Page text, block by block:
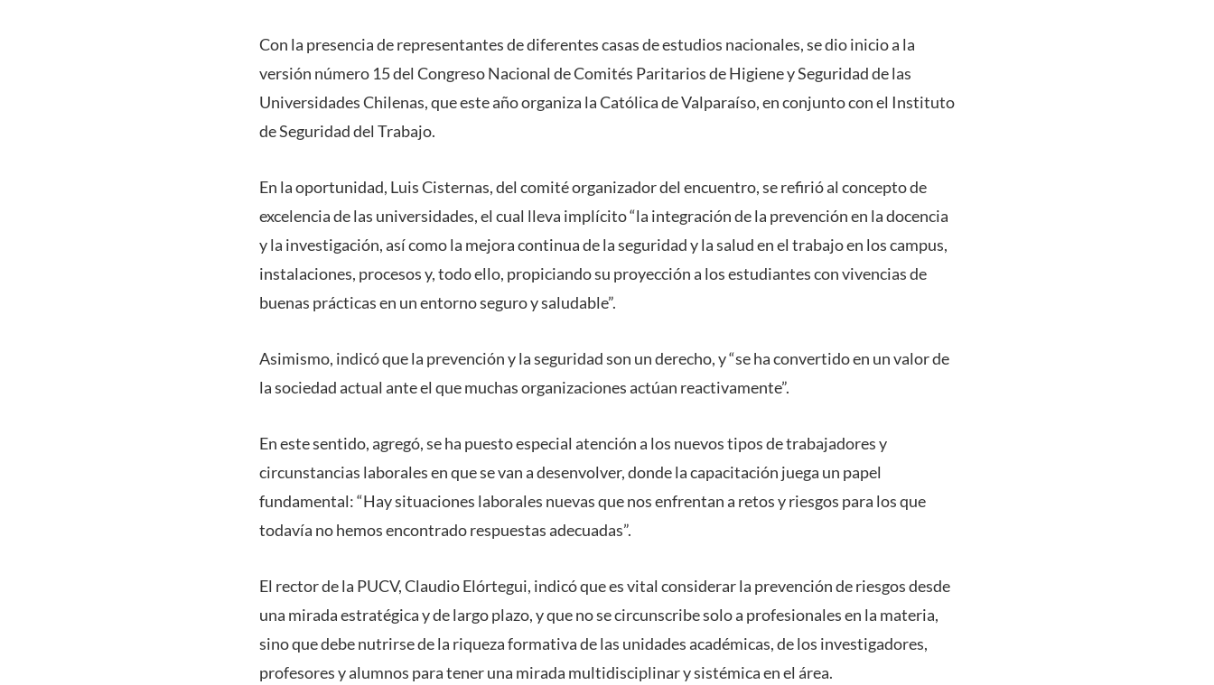
Con la presencia de representantes de diferentes casas de estudios nacionales, se dio inicio a la
versión número 15 del Congreso Nacional de Comités Paritarios de Higiene y Seguridad de las
Universidades Chilenas, que este año organiza la Católica de Valparaíso, en conjunto con el Instituto
de Seguridad del Trabajo.
En la oportunidad, Luis Cisternas, del comité organizador del encuentro, se refirió al concepto de
excelencia de las universidades, el cual lleva implícito “la integración de la prevención en la docencia
y la investigación, así como la mejora continua de la seguridad y la salud en el trabajo en los campus,
instalaciones, procesos y, todo ello, propiciando su proyección a los estudiantes con vivencias de
buenas prácticas en un entorno seguro y saludable”.
Asimismo, indicó que la prevención y la seguridad son un derecho, y “se ha convertido en un valor de
la sociedad actual ante el que muchas organizaciones actúan reactivamente”.
En este sentido, agregó, se ha puesto especial atención a los nuevos tipos de trabajadores y
circunstancias laborales en que se van a desenvolver, donde la capacitación juega un papel
fundamental: “Hay situaciones laborales nuevas que nos enfrentan a retos y riesgos para los que
todavía no hemos encontrado respuestas adecuadas”.
El rector de la PUCV, Claudio Elórtegui, indicó que es vital considerar la prevención de riesgos desde
una mirada estratégica y de largo plazo, y que no se circunscribe solo a profesionales en la materia,
sino que debe nutrirse de la riqueza formativa de las unidades académicas, de los investigadores,
profesores y alumnos para tener una mirada multidisciplinar y sistémica en el área.